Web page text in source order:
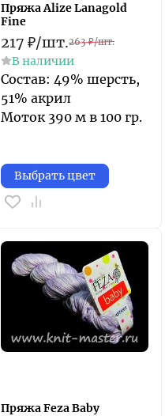
Пряжа Alize Lanagold
Fine
217 ₽/шт.263 ₽/шт.
В наличии
Состав: 49% шерсть,
51% акрил
Моток 390 м в 100 гр.
Выбрать цвет
Пряжа Feza Baby